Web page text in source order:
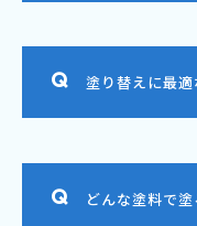
塗り替えに最
どんな塗料で